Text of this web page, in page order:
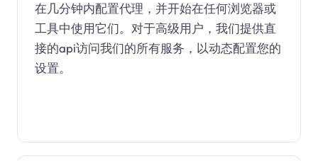
在几分钟内配置代理，并开始在任何浏览器或
工具中使用它们。对于高级用户，我们提供直
接的api访问我们的所有服务，以动态配置您的
设置。